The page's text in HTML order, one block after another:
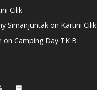
Cilik
Simanjuntakon Kartini Cilik
on Camping Day TK B